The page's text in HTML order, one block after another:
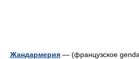
Жандармерия — (французское